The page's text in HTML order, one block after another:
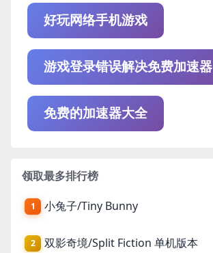
好玩网络手机游戏
游戏登录错误解决免费加速器
免费的加速器大全
领取最多排行榜
1 小兔子/Tiny Bunny
2 双影奇境/Split Fiction 单机版本